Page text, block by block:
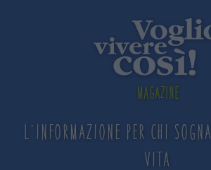
Magazine
L'informazione per chi sogna
vita